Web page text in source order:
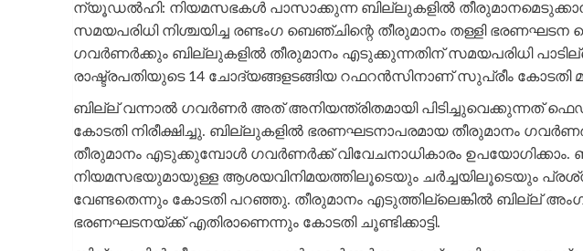
ന്യൂഡല്‍ഹി: നിയമസഭകള്‍ പാസാക്കുന്ന ബില്ലുകളില്‍
സമയപരിധി നിശ്ചയിച്ച രണ്ടംഗ ബെഞ്ചിന്റെ തീരുമാനം തള്ളി ഭരണഘടന
ഗവര്‍ണര്‍ക്കും ബില്ലുകളില്‍ തീരുമാനം എടുക്കുന്നതിന് സമയപരിധി
രാഷ്ട്രപതിയുടെ 14 ചോദ്യങ്ങളടങ്ങിയ റഫറന്‍സിനാണ് സുപ്രീം കോടതി
ബില്ല് വന്നാല്‍ ഗവര്‍ണര്‍ അത് അനിയന്ത്രിതമായി പിടിച്ചുവെക്കുന്നത്
കോടതി നിരീക്ഷിച്ചു. ബില്ലുകളില്‍ ഭരണഘടനാപരമായ തീരുമാനം
തീരുമാനം എടുക്കുമ്പോള്‍ ഗവര്‍ണര്‍ക്ക് വിവേചനാധികാരം ഉപയോഗിക്കാം.
നിയമസഭയുമായുള്ള ആശയവിനിമയത്തിലൂടെയും ചര്‍ച്ചയിലൂടെയും
വേണ്ടതെന്നും കോടതി പറഞ്ഞു. തീരുമാനം എടുത്തില്ലെങ്കില്‍ ബില്ല്
ഭരണഘടനയ്ക്ക് എതിരാണെന്നും കോടതി ചൂണ്ടിക്കാട്ടി.